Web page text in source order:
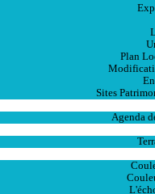
Plan
Sites
Agenda